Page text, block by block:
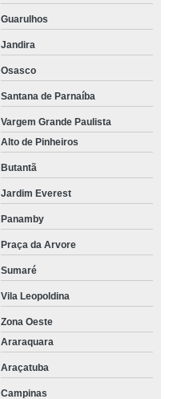
Guarulhos
Jandira
Osasco
Santana de Parnaíba
Vargem Grande Paulista
Alto de Pinheiros
Butantã
Jardim Everest
Panamby
Praça da Arvore
Sumaré
Vila Leopoldina
Zona Oeste
Araraquara
Araçatuba
Campinas